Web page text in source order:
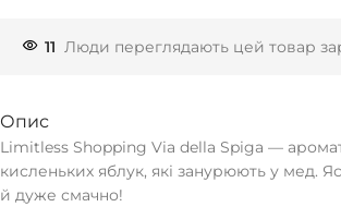
11 Люди переглядають цей товар
Опис
Limitless Shopping Via della Spiga —
кисленьких яблук, які занурюють у мед.
й дуже смачно!